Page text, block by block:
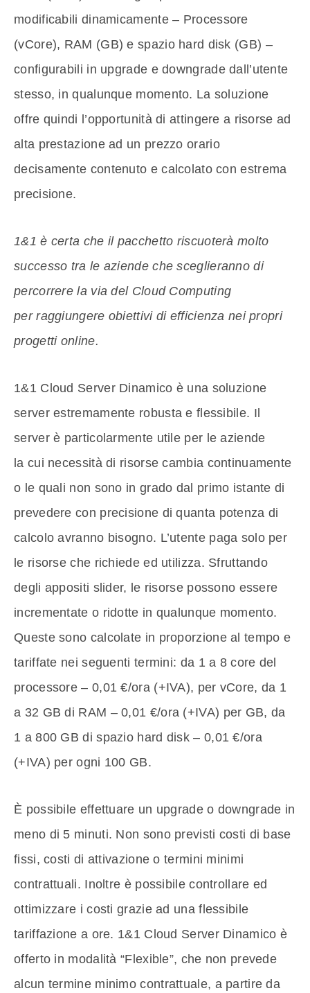
modificabili dinamicamente – Processore
(vCore), RAM (GB) e spazio hard disk (GB) –
configurabili in upgrade e downgrade dall’utente
stesso, in qualunque momento. La soluzione
offre quindi l’opportunità di attingere a risorse ad
alta prestazione ad un prezzo orario
decisamente contenuto e calcolato con estrema
precisione.
1&1 è certa che il pacchetto riscuoterà molto
successo tra le aziende che sceglieranno di
percorrere la via del Cloud Computing
per raggiungere obiettivi di efficienza nei propri
progetti online.
1&1 Cloud Server Dinamico è una soluzione
server estremamente robusta e flessibile. Il
server è particolarmente utile per le aziende
la cui necessità di risorse cambia continuamente
o le quali non sono in grado dal primo istante di
prevedere con precisione di quanta potenza di
calcolo avranno bisogno. L’utente paga solo per
le risorse che richiede ed utilizza. Sfruttando
degli appositi slider, le risorse possono essere
incrementate o ridotte in qualunque momento.
Queste sono calcolate in proporzione al tempo e
tariffate nei seguenti termini: da 1 a 8 core del
processore – 0,01 €/ora (+IVA), per vCore, da 1
a 32 GB di RAM – 0,01 €/ora (+IVA) per GB, da
1 a 800 GB di spazio hard disk – 0,01 €/ora
(+IVA) per ogni 100 GB.
È possibile effettuare un upgrade o downgrade in
meno di 5 minuti. Non sono previsti costi di base
fissi, costi di attivazione o termini minimi
contrattuali. Inoltre è possibile controllare ed
ottimizzare i costi grazie ad una flessibile
tariffazione a ore. 1&1 Cloud Server Dinamico è
offerto in modalità “Flexible”, che non prevede
alcun termine minimo contrattuale, a partire da